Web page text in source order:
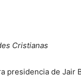
Cristianas
presidencia de Jair